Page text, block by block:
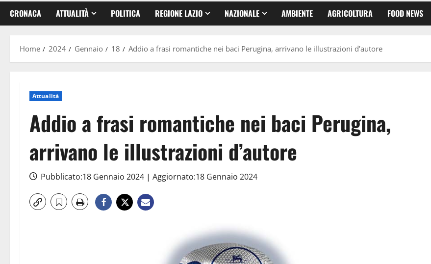
CRONACA ATTUALITÀ POLITICA REGIONE LAZIO NAZIONALE AMBIENTE AGRICOLTURA FOOD NEWS
Home 2024 Gennaio 18 Addio a frasi romantiche nei baci Perugina, arrivano le illustrazioni d’autore
Attualità
Addio a frasi romantiche nei baci Perugina,
arrivano le illustrazioni d’autore
Pubblicato:18 Gennaio 2024 | Aggiornato:18 Gennaio 2024